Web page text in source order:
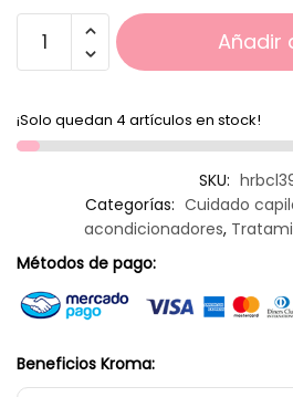
Añadir
¡Solo quedan 4 artículos en stock!
SKU:
Categorías: Cuidado
acondicionadores,
Métodos de pago:
Beneficios Kroma: